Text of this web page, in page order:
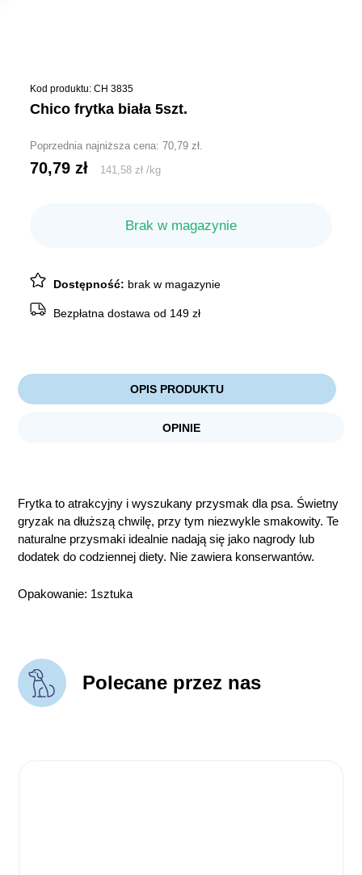
Kod produktu: CH 3835
chico frytka biała 5szt.
Poprzednia najniższa cena:70,79zł.
70,79zł 141,58zł /kg
Brak w magazynie
Dostępność: brak w magazynie
Bezpłatna dostawa od 149 zł
OPIS PRODUKTU
OPINIE
Frytka to atrakcyjny i wyszukany przysmak dla psa. Świetny
gryzak na dłuższą chwilę, przy tym niezwykle smakowity. Te
naturalne przysmaki idealnie nadają się jako nagrody lub
dodatek do codziennej diety. Nie zawiera konserwantów.
Opakowanie: 1sztuka
Polecane przez nas